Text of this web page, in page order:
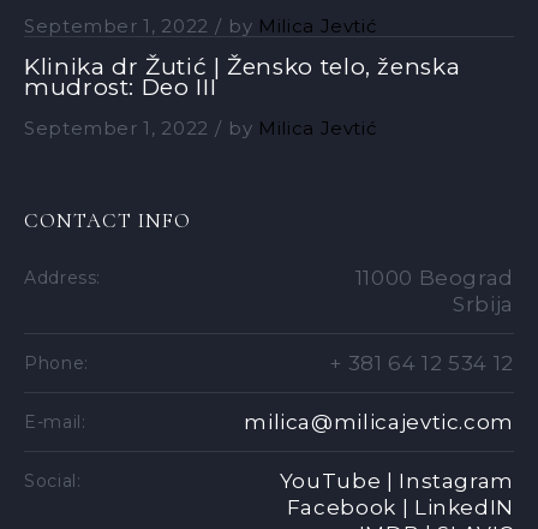
September 1, 2022 by Milica Jevtić
Klinika dr Žutić | Žensko telo, ženska
mudrost: Deo III
September 1, 2022 by Milica Jevtić
CONTACT INFO
Address:
11000 Beograd
Srbija
Phone: + 381 64 12 534 12
E-mail: milica@milicajevtic.com
Social: YouTube |
Instagram
Facebook |
LinkedIN